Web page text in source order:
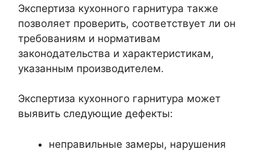
Экспертиза кухонного гарнитура также
позволяет проверить, соответствует ли он
требованиям и нормативам
законодательства и характеристикам,
указанным производителем.
Экспертиза кухонного гарнитура может
выявить следующие дефекты:
неправильные замеры, нарушения